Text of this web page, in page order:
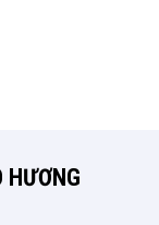
HƯƠNG